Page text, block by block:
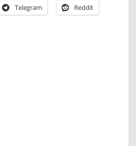
Telegram Reddit